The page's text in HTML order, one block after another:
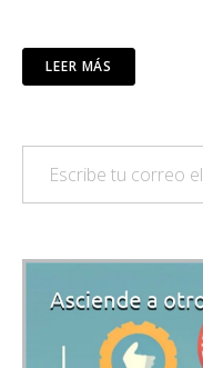
LEER MÁS
Escribe tu correo electrónico…